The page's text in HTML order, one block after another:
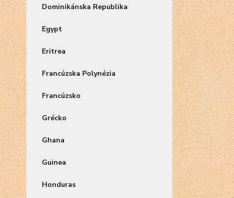
Dominikánska Republika
Egypt
Eritrea
Francúzska Polynézia
Francúzsko
Grécko
Ghana
Guinea
Honduras